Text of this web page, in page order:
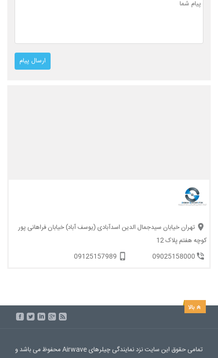
تهران خیابان سیدجمال الدین اسدآبادی (یوسف آباد) خیابان فراهانی پور
کوچه هفتم پلاک 12
09025158000
09125157989
تمامی حقوق این سایت نزد نمایندگی چیلرهای Airwave محفوظ می باشد و